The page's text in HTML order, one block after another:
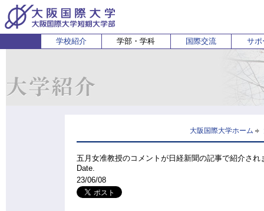
学校紹介 学部・学科
経営学科 国際
国際交流 サポ
卒業生
English
大阪国際大学ホーム
五月女准教授のコメントが日経新聞の記事で紹介され
Date.
23/06/08